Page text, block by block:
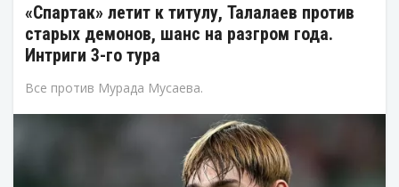
«Спартак» летит к титулу, Талалаев против
старых демонов, шанс на разгром года.
Интриги 3-го тура
Все против Мурада Мусаева.